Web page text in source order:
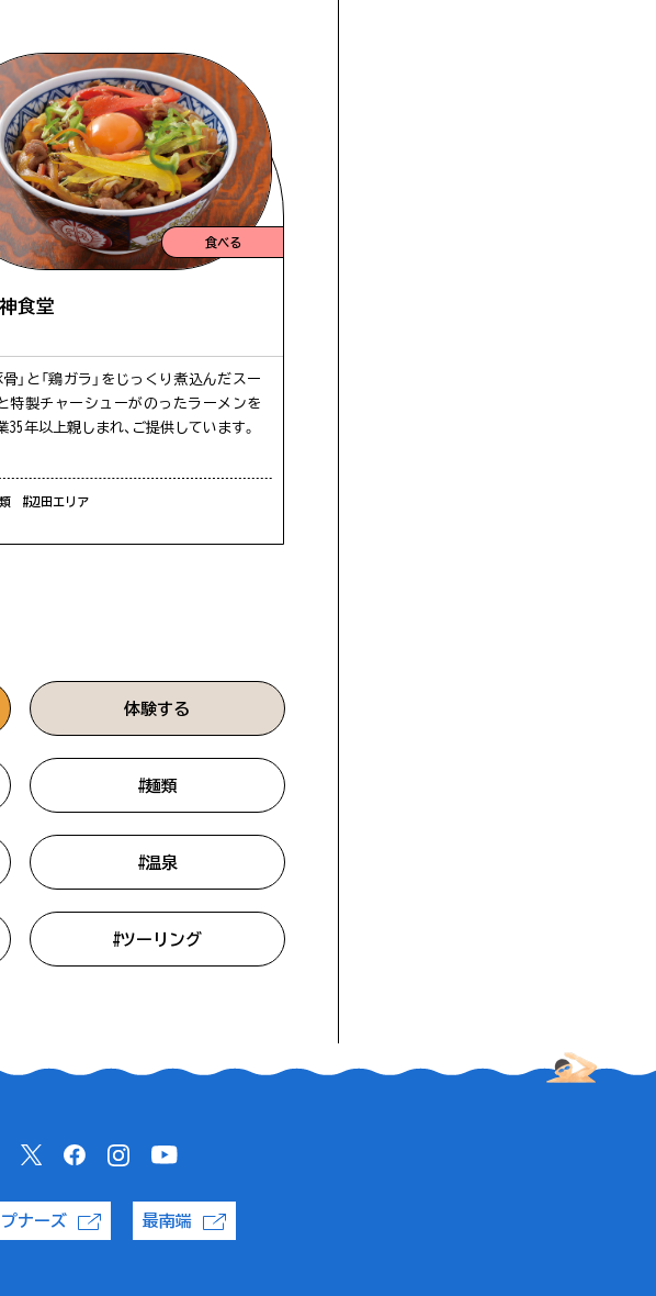
食べる
食堂
骨」と「鶏ガラ」をじっくり煮込んだスー
特製チャーシューがのったラーメンを
35年以上親しまれ、ご提供しています。
#辺田エリア
体験する
#麺類
#温泉
#ツーリング
プナーズ 最南端